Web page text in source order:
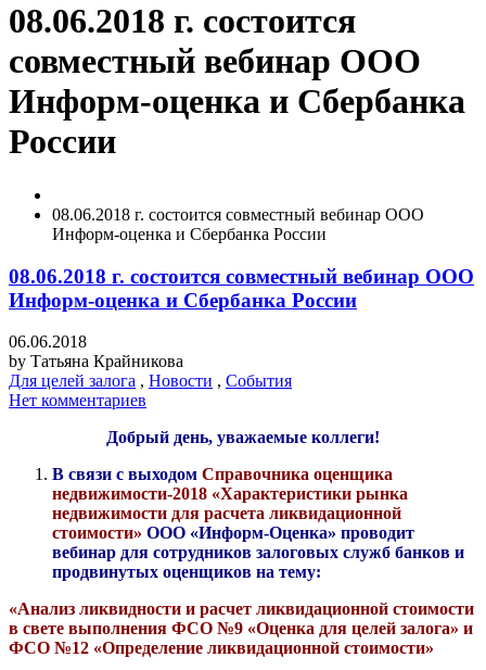
08.06.2018 г. состоится
совместный вебинар ООО
Информ-оценка и Сбербанка
России
08.06.2018 г. состоится совместный вебинар ООО
Информ-оценка и Сбербанка России
08.06.2018 г. состоится совместный вебинар ООО
Информ-оценка и Сбербанка России
06.06.2018
by Татьяна Крайникова
Для целей залога , Новости , События
Нет комментариев
Добрый день, уважаемые коллеги!
В связи с выходом Справочника оценщика
недвижимости-2018 «Характеристики рынка
недвижимости для расчета ликвидационной
стоимости» ООО «Информ-Оценка» проводит
вебинар для сотрудников залоговых служб банков и
продвинутых оценщиков на тему:
«Анализ ликвидности и расчет ликвидационной стоимости
в свете выполнения ФСО №9 «Оценка для целей залога» и
ФСО №12 «Определение ликвидационной стоимости»